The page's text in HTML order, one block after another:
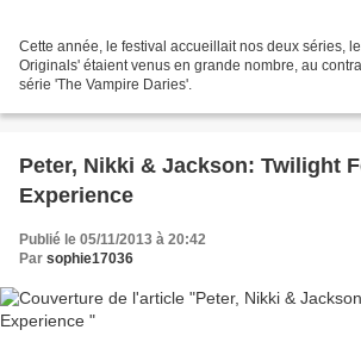
Cette année, le festival accueillait nos deux séries,
Originals' étaient venus en grande nombre, au
série 'The Vampire Daries'.
Peter, Nikki & Jackson: Twilight
Experience
Publié le 05/11/2013 à 20:42
Par sophie17036